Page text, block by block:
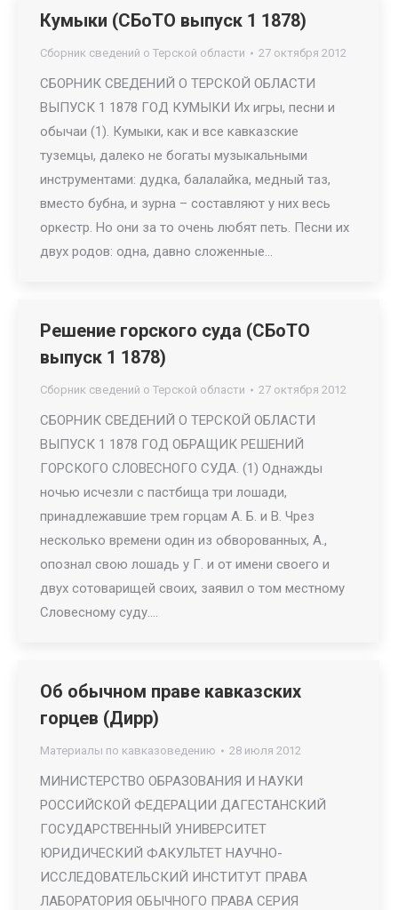
Кумыки (СБоТО выпуск 1 1878)
Сборник сведений о Терской области 27 октября 2012
СБОРНИК СВЕДЕНИЙ О ТЕРСКОЙ ОБЛАСТИ
ВЫПУСК 1 1878 ГОД КУМЫКИ Их игры, песни и
обычаи (1). Кумыки, как и все кавказские
туземцы, далеко не богаты музыкальными
инструментами: дудка, балалайка, медный таз,
вместо бубна, и зурна – составляют у них весь
оркестр. Но они за то очень любят петь. Песни их
двух родов: одна, давно сложенные…
Решение горского суда (СБоТО
выпуск 1 1878)
Сборник сведений о Терской области 27 октября 2012
СБОРНИК СВЕДЕНИЙ О ТЕРСКОЙ ОБЛАСТИ
ВЫПУСК 1 1878 ГОД ОБРАЩИК РЕШЕНИЙ
ГОРСКОГО СЛОВЕСНОГО СУДА. (1) Однажды
ночью исчезли с пастбища три лошади,
принадлежавшие трем горцам А. Б. и В. Чрез
несколько времени один из обворованных, А.,
опознал свою лошадь у Г. и от имени своего и
двух сотоварищей своих, заявил о том местному
Словесному суду.…
Об обычном праве кавказских
горцев (Дирр)
Материалы по кавказоведению 28 июля 2012
МИНИСТЕРСТВО ОБРАЗОВАНИЯ И НАУКИ
РОССИЙСКОЙ ФЕДЕРАЦИИ ДАГЕСТАНСКИЙ
ГОСУДАРСТВЕННЫЙ УНИВЕРСИТЕТ
ЮРИДИЧЕСКИЙ ФАКУЛЬТЕТ НАУЧНО-
ИССЛЕДОВАТЕЛЬСКИЙ ИНСТИТУТ ПРАВА
ЛАБОРАТОРИЯ ОБЫЧНОГО ПРАВА СЕРИЯ